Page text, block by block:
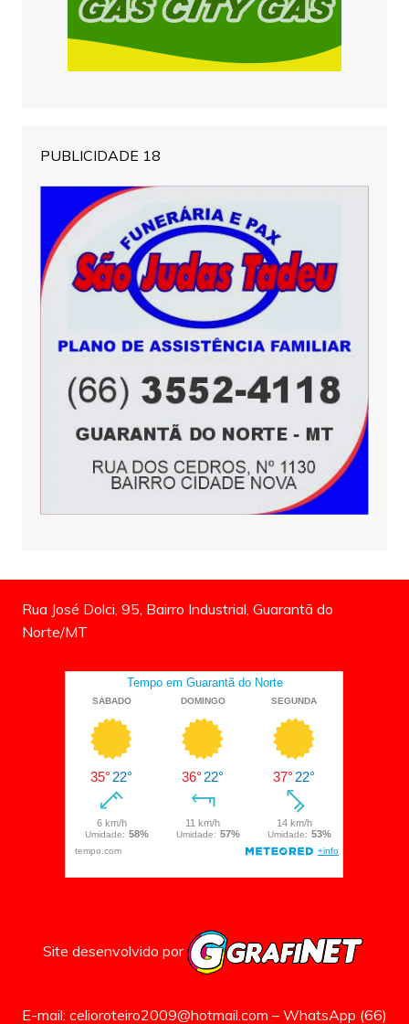
PUBLICIDADE 18
Rua José Dolci, 95, Bairro Industrial, Guarantã do
Norte/MT
Site desenvolvido por
E-mail: celioroteiro2009@hotmail.com – WhatsApp (66)